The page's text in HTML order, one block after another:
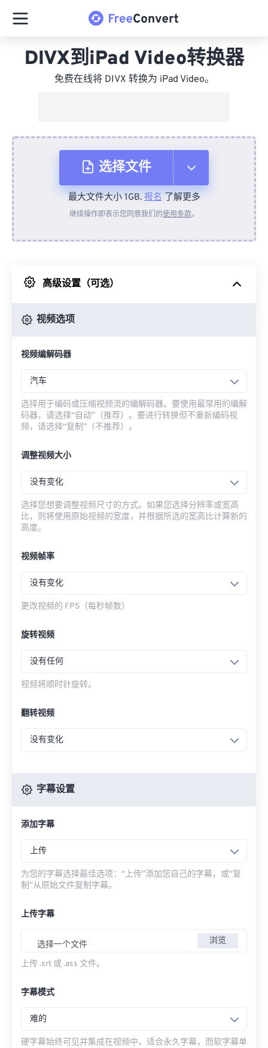
DIVX到iPad Video转换器
免费在线将 DIVX 转换为 iPad Video。
选择文件
从设备
来自 Google Drive
最大文件大小 1GB.报名了解更多
继续操作即表示您同意我们的使用条款。
高级设置（可选）
视频选项
视频编解码器
汽车
选择用于编码或压缩视频流的编解码器。要使用最常用的编解
码器，请选择“自动”（推荐）。要进行转换但不重新编码视
频，请选择“复制”（不推荐）。
调整视频大小
没有变化
选择您想要调整视频尺寸的方式。如果您选择分辨率或宽高
比，则将使用原始视频的宽度，并根据所选的宽高比计算新的
高度。
视频帧率
没有变化
更改视频的 FPS（每秒帧数）
旋转视频
没有任何
视频将顺时针旋转。
翻转视频
没有变化
字幕设置
添加字幕
上传
为您的字幕选择最佳选项：“上传”添加您自己的字幕，或“复
制”从原始文件复制字幕。
上传字幕
选择一个文件 浏览
上传 .srt 或 .ass 文件。
字幕模式
难的
硬字幕始终可见并集成在视频中，适合永久字幕，而软字幕单